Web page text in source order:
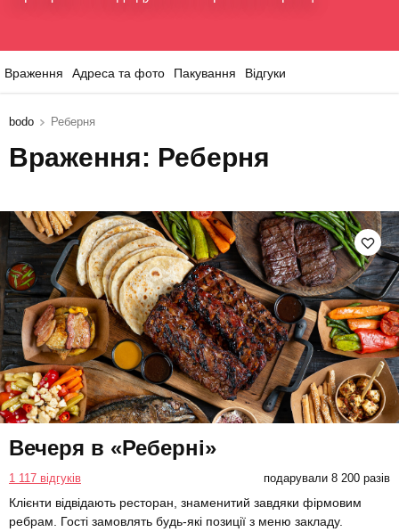
Враження Адреса та фото Пакування Відгуки
bodo Реберня
Враження: Реберня
Вечеря в «Реберні»
1 117 відгуків подарували 8 200 разів
Клієнти відвідають ресторан, знаменитий завдяки фірмовим
ребрам. Гості замовлять будь-які позиції з меню закладу.